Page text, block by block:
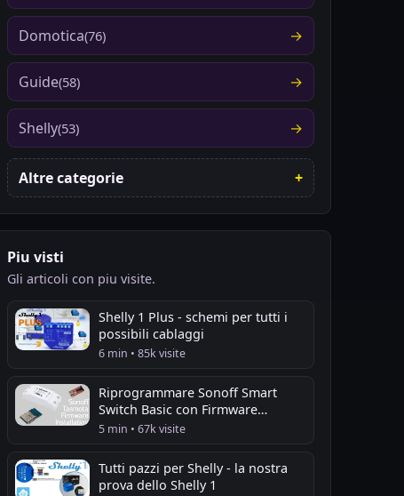
Domotica(76)
Guide(58)
Shelly(53)
Altre categorie
Piu visti
Gli articoli con piu visite.
Shelly 1 Plus - schemi per tutti i
possibili cablaggi
6 min • 85k visite
Riprogrammare Sonoff Smart
Switch Basic con Firmware
Tasmota
5 min • 67k visite
Tutti pazzi per Shelly - la nostra
prova dello Shelly 1